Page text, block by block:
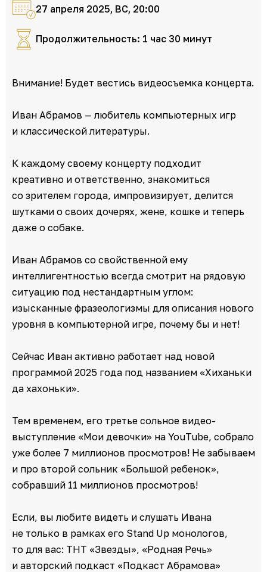
27 апреля 2025, ВС, 20:00
Продолжительность: 1 час 30 минут
Внимание! Будет вестись видеосъемка концерта.
Иван Абрамов — любитель компьютерных игр
и классической литературы.
К каждому своему концерту подходит
креативно и ответственно, знакомиться
со зрителем города, импровизирует, делится
шутками о своих дочерях, жене, кошке и теперь
даже о собаке.
Иван Абрамов со свойственной ему
интеллигентностью всегда смотрит на рядовую
ситуацию под нестандартным углом:
изысканные фразеологизмы для описания нового
уровня в компьютерной игре, почему бы и нет!
Сейчас Иван активно работает над новой
программой 2025 года под названием «Хиханьки
да хахоньки».
Тем временем, его третье сольное видео-
выступление «Мои девочки» на YouTube, собрало
уже более 7 миллионов просмотров! Не забываем
и про второй сольник «Большой ребенок»,
собравший 11 миллионов просмотров!
Если, вы любите видеть и слушать Ивана
не только в рамках его Stand Up монологов,
то для вас: ТНТ «Звезды», «Родная Речь»
и авторский подкаст «Подкаст Абрамова»